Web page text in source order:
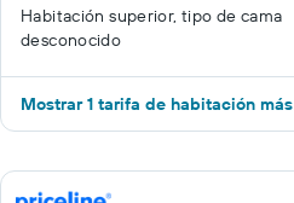
Habitación superior, tipo de cama
desconocido
Mostrar 1 tarifa de habitación más